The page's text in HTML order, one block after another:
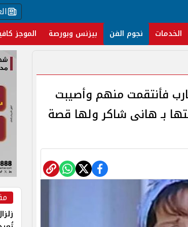
الخدمات نجوم الفن بيزنس وبورصة الموجز
فأنتقمت منهم وأصيبت
بـ هانى شاكر ولها قصة